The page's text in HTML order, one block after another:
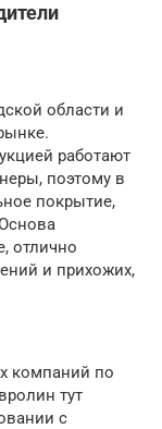
области и
работают
поэтому в
покрытие,
отлично
и прихожих,
компаний по
тут
с